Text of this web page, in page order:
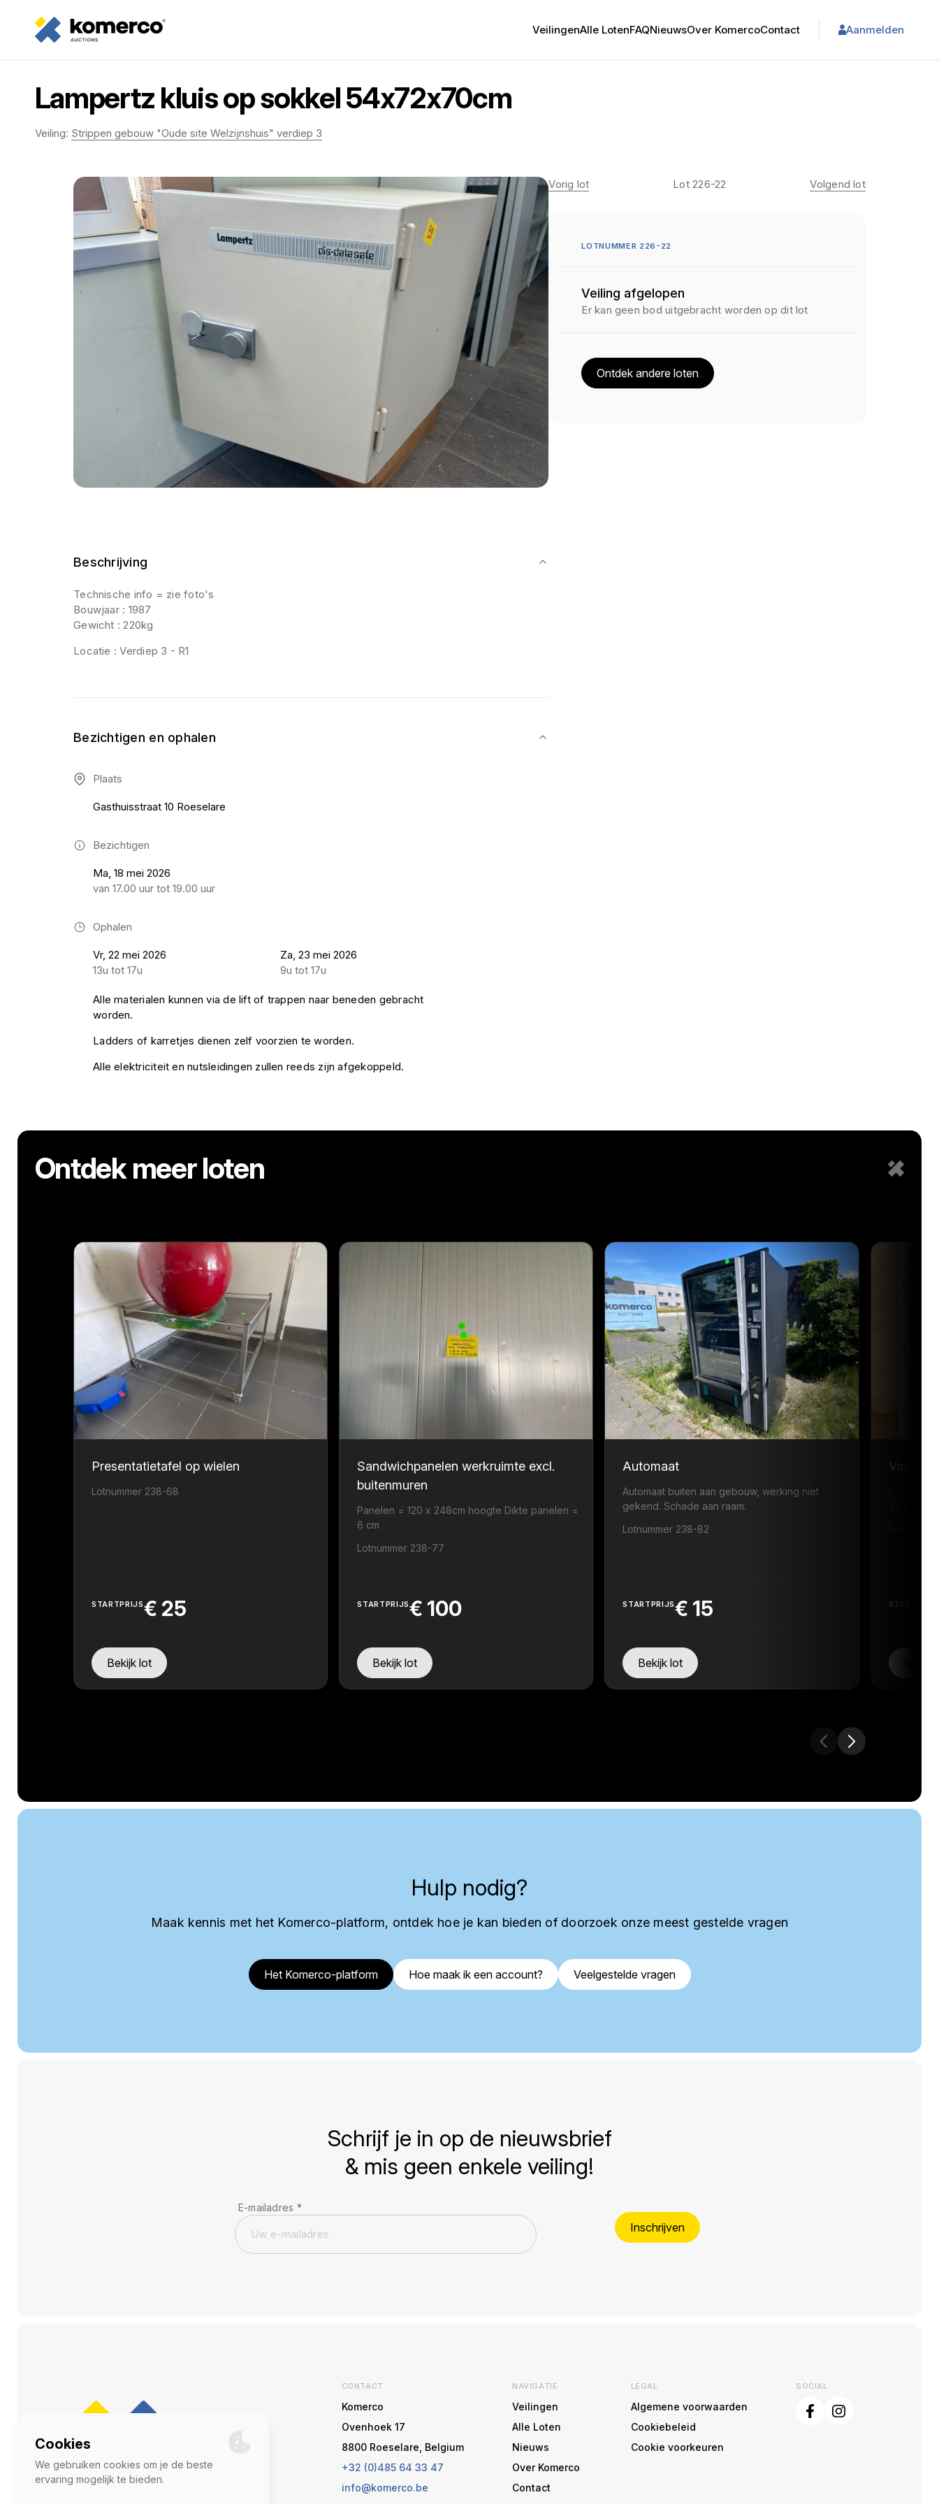
VeilingenAlle LotenFAQNieuwsOver KomercoContact Aanmelden
Lampertz kluis op sokkel 54x72x70cm
Veiling: Strippen gebouw "Oude site Welzijnshuis" verdiep 3
Beschrijving
Technische info = zie foto's
Bouwjaar : 1987
Gewicht : 220kg
Locatie : Verdiep 3 - R1
Bezichtigen en ophalen
Plaats
Gasthuisstraat 10 Roeselare
Bezichtigen
Ma, 18 mei 2026
van 17.00 uur tot 19.00 uur
Ophalen
Vr, 22 mei 2026
13u tot 17u
Za, 23 mei 2026
9u tot 17u
Alle materialen kunnen via de lift of trappen naar beneden gebracht
worden.
Ladders of karretjes dienen zelf voorzien te worden.
Alle elektriciteit en nutsleidingen zullen reeds zijn afgekoppeld.
Vorig lot Lot 226-22 Volgend lot
LOTNUMMER 226-22
Veiling afgelopen
Er kan geen bod uitgebracht worden op dit lot
Ontdek andere loten
Ontdek meer loten
Presentatietafel op wielen
Lotnummer 238-68
STARTPRIJS€ 25
Bekijk lot
Sandwichpanelen werkruimte excl.
buitenmuren
Panelen = 120 x 248cm hoogte Dikte panelen =
6 cm
Lotnummer 238-77
STARTPRIJS€ 100
Bekijk lot
Automaat
Automaat buiten aan gebouw, werking niet
gekend. Schade aan raam.
Lotnummer 238-82
STARTPRIJS€ 15
Bekijk lot
Vast
Hulp nodig?
Maak kennis met het Komerco-platform, ontdek hoe je kan bieden of doorzoek onze meest gestelde vragen
Het Komerco-platform Hoe maak ik een account? Veelgestelde vragen
Schrijf je in op de nieuwsbrief
& mis geen enkele veiling!
E-mailadres *
Inschrijven
CONTACT
Komerco
Ovenhoek 17
8800 Roeselare, Belgium
+32 (0)485 64 33 47
info@komerco.be
NAVIGATIE
Veilingen
Alle Loten
Nieuws
Over Komerco
Contact
LEGAL
Algemene voorwaarden
Cookiebeleid
Cookie voorkeuren
SOCIAL